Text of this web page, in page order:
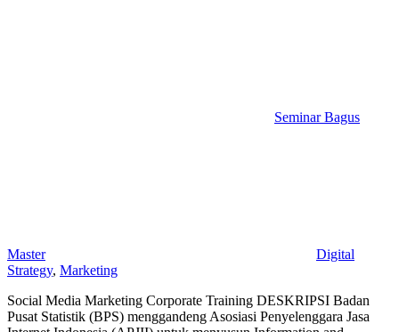
Seminar Bagus
Master
Digital
Strategy, Marketing
Social Media Marketing Corporate Training DESKRIPSI Badan
Pusat Statistik (BPS) menggandeng Asosiasi Penyelenggara Jasa